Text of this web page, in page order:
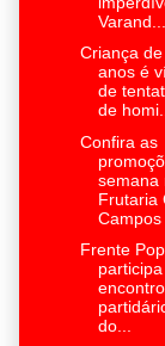
Varand...
Criança
anos é
de
de
Confira as
semana
Frutaria
Campos
Frente
encontro
do...